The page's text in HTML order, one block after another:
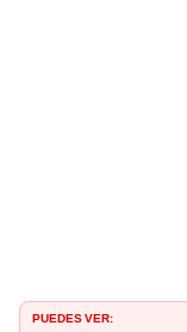
PUEDES VER: